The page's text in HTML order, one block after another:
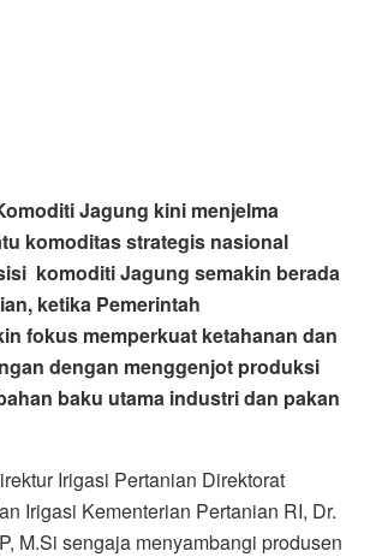
Jagung kini menjelma
komoditas strategis nasional
komoditi Jagung semakin berada
ketika Pemerintah
fokus memperkuat ketahanan dan
dengan menggenjot produksi
baku utama industri dan pakan
Irigasi Pertanian Direktorat
Irigasi Kementerian Pertanian RI, Dr.
M.Si sengaja menyambangi produsen